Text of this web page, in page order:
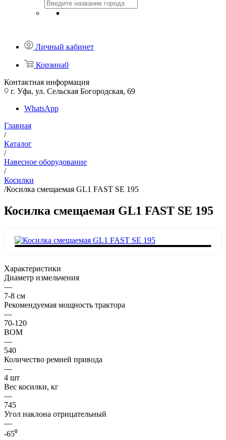
Личный кабинет
Корзина0
Контактная информация
г. Уфа, ул. Сельская Богородская, 69
WhatsApp
Главная
/
Каталог
/
Навесное оборудование
/
Косилки
/Косилка смещаемая GL1 FAST SE 195
Косилка смещаемая GL1 FAST SE 195
Характеристики
Диаметр измельчения
—
7-8 см
Рекомендуемая мощность трактора
—
70-120
ВОМ
—
540
Количество ремней привода
—
4 шт
Вес косилки, кг
—
745
Угол наклона отрицательный
—
-65⁰